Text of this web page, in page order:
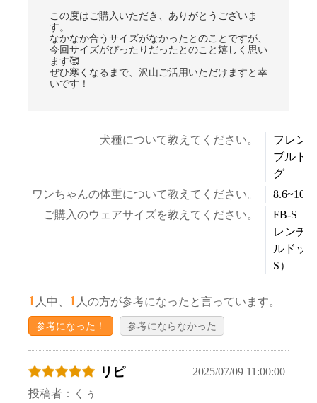
この度はご購入いただき、ありがとうございま
す。
なかなか合うサイズがなかったとのことですが、
今回サイズがぴったりだったとのこと嬉しく思い
ます🥰
ぜひ寒くなるまで、沢山ご活用いただけますと幸
いです！
犬種について教えてください。
フレン
ブルド
グ
ワンちゃんの体重について教えてください。
ご購入のウェアサイズを教えてください。
FB-S（
レンチ
ルドッ
S）
1 人中、 1 人の方が参考になったと言っています。
参考になった！ 参考にならなかった
リピ
2025/07/09 11:00:00
投稿者：くぅ